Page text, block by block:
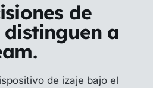
de
a
de izaje bajo el